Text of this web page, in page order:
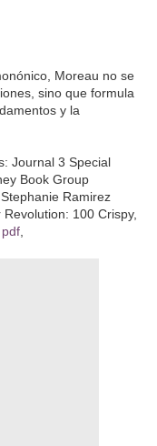
Moreau no se
sino que formula
y la
Journal 3 Special
Book Group
Ramirez
Revolution: 100 Crispy,
pdf,